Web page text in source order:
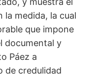
la medida, la cual
que impone
documental y
Páez a
de credulidad